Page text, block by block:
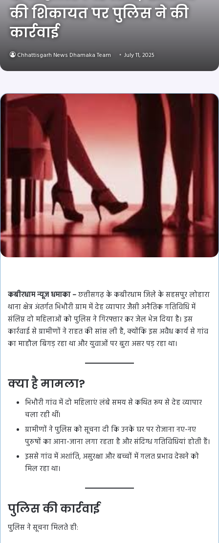
की शिकायत पर पुलिस ने की
कार्रवाई
Chhattisgarh News Dhamaka Team July 11, 2025
कबीरधाम न्यूज धमाका –छत्तीसगढ़ के कबीरधाम जिले के सहसपुर लोहारा
थाना क्षेत्र अंतर्गत भिभौरी ग्राम में देह व्यापार जैसी अनैतिक गतिविधि में
संलिप्त दो महिलाओं को पुलिस ने गिरफ्तार कर जेल भेज दिया है। इस
कार्रवाई से ग्रामीणों ने राहत की सांस ली है, क्योंकि इस अवैध कार्य से गांव
का माहौल बिगड़ रहा था और युवाओं पर बुरा असर पड़ रहा था।
क्या है मामला?
भिभौरी गांव में दो महिलाएं लंबे समय से कथित रूप से देह व्यापार
चला रही थीं।
ग्रामीणों ने पुलिस को सूचना दी कि उनके घर पर रोजाना नए-नए
पुरुषों का आना-जाना लगा रहता है और संदिग्ध गतिविधियां होती हैं।
इससे गांव में अशांति, असुरक्षा और बच्चों में गलत प्रभाव देखने को
मिल रहा था।
पुलिस की कार्रवाई
पुलिस ने सूचना मिलते ही: